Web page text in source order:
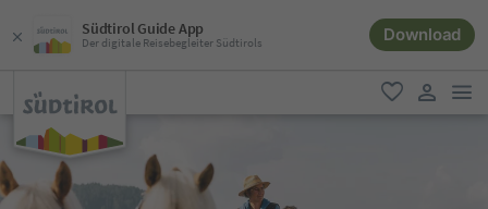
Südtirol Guide App
Der digitale Reisebegleiter Südtirols Download
favorit
user link